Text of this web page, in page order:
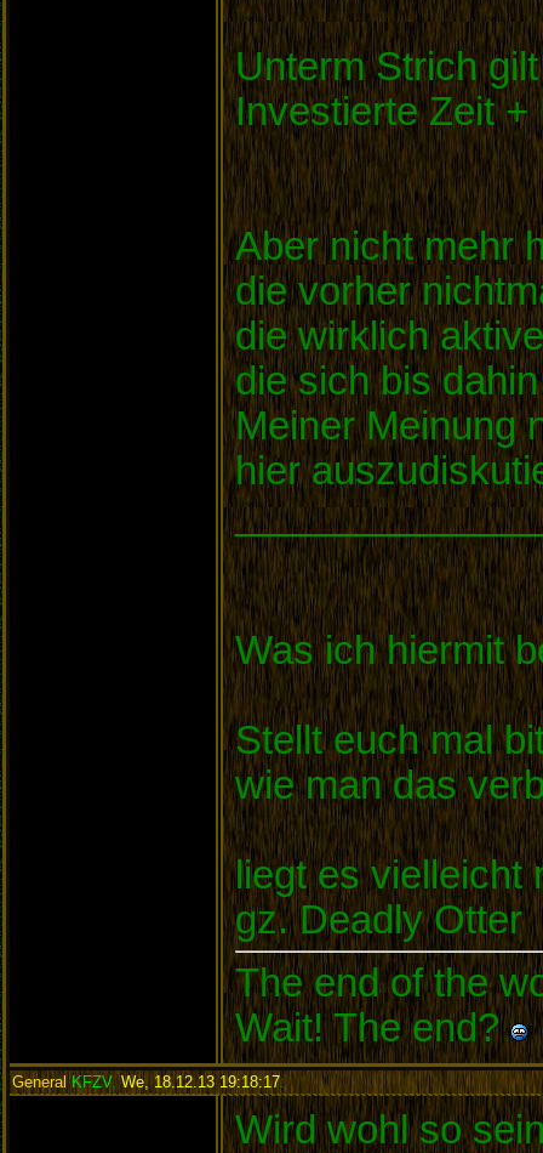
Unterm Strich
Investierte Zeit +
Aber nicht mehr
die vorher
die wirklich
die sich bis
Meiner Meinung
hier
Was ich hiermit
Stellt euch mal
wie man das
liegt es vielleicht
gz. Deadly Otter
The end of the
Wait! The end?
General KFZV,We, 18.12.13 19:18:17:
Wird wohl so